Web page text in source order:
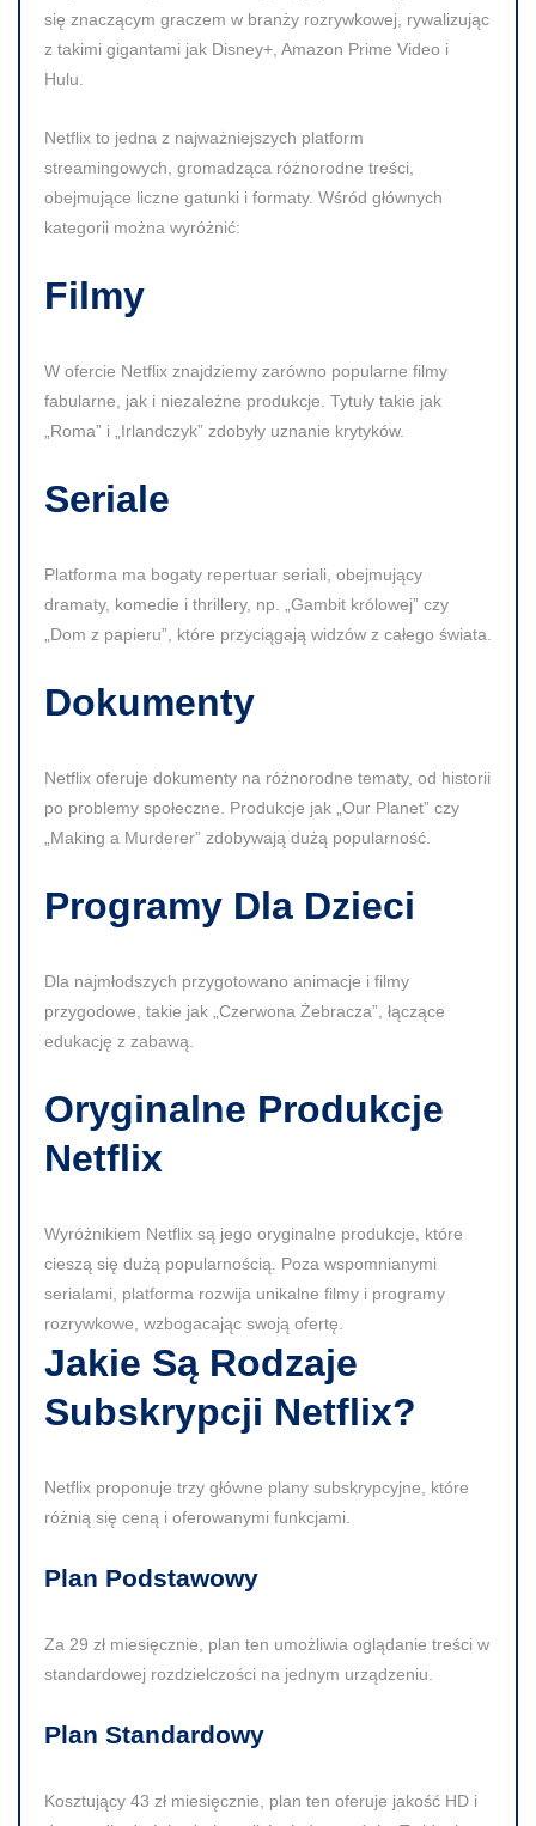
się znaczącym graczem w branży rozrywkowej, rywalizując
z takimi gigantami jak Disney+, Amazon Prime Video i
Hulu.
Netflix to jedna z najważniejszych platform
streamingowych, gromadząca różnorodne treści,
obejmujące liczne gatunki i formaty. Wśród głównych
kategorii można wyróżnić:
Filmy
W ofercie Netflix znajdziemy zarówno popularne filmy
fabularne, jak i niezależne produkcje. Tytuły takie jak
„Roma” i „Irlandczyk” zdobyły uznanie krytyków.
Seriale
Platforma ma bogaty repertuar seriali, obejmujący
dramaty, komedie i thrillery, np. „Gambit królowej” czy
„Dom z papieru”, które przyciągają widzów z całego świata.
Dokumenty
Netflix oferuje dokumenty na różnorodne tematy, od historii
po problemy społeczne. Produkcje jak „Our Planet” czy
„Making a Murderer” zdobywają dużą popularność.
Programy Dla Dzieci
Dla najmłodszych przygotowano animacje i filmy
przygodowe, takie jak „Czerwona Żebracza”, łączące
edukację z zabawą.
Oryginalne Produkcje
Netflix
Wyróżnikiem Netflix są jego oryginalne produkcje, które
cieszą się dużą popularnością. Poza wspomnianymi
serialami, platforma rozwija unikalne filmy i programy
rozrywkowe, wzbogacając swoją ofertę.
Jakie Są Rodzaje
Subskrypcji Netflix?
Netflix proponuje trzy główne plany subskrypcyjne, które
różnią się ceną i oferowanymi funkcjami.
Plan Podstawowy
Za 29 zł miesięcznie, plan ten umożliwia oglądanie treści w
standardowej rozdzielczości na jednym urządzeniu.
Plan Standardowy
Kosztujący 43 zł miesięcznie, plan ten oferuje jakość HD i